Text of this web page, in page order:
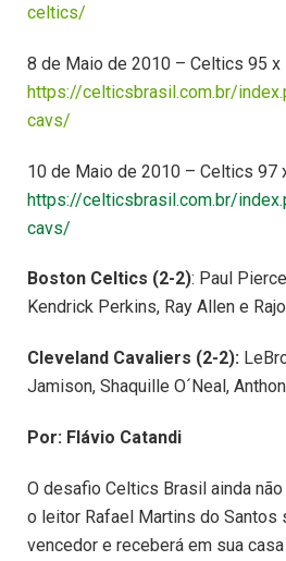
celtics/
8 de Maio de 2010 – Celtics 95 x
https://celticsbrasil.com.br/
cavs/
10 de Maio de 2010 – Celtics 97
https://celticsbrasil.com.br/
cavs/
Boston Celtics (2-2): Paul
Kendrick Perkins, Ray Allen e
Cleveland Cavaliers (2-2):
Jamison, Shaquille O´Neal,
Por: Flávio Catandi
O desafio Celtics Brasil ainda
o leitor Rafael Martins do Santos
vencedor e receberá em sua